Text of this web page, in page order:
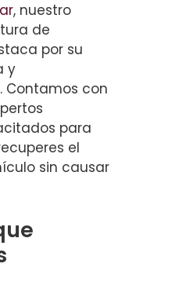
, nuestro
de
por su
y
Contamos con
para
el
sin causar